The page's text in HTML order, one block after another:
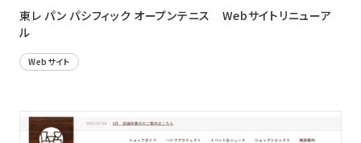
東レ パン パシフィック オープンテニス Webサイトリニューア
ル
Webサイト